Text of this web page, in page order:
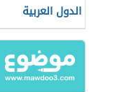
الدول العربية